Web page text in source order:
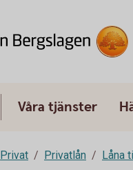
Våra tjänster
Privat Privatlån Låna